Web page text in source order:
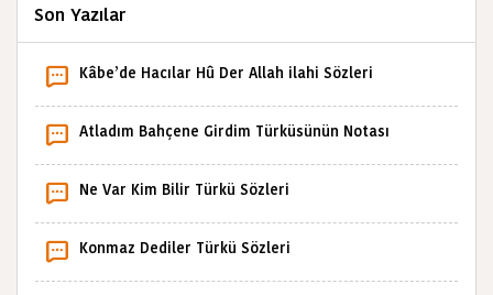
Son Yazılar
Kâbe’de Hacılar Hû Der Allah ilahi Sözleri
Atladım Bahçene Girdim Türküsünün Notası
Ne Var Kim Bilir Türkü Sözleri
Konmaz Dediler Türkü Sözleri